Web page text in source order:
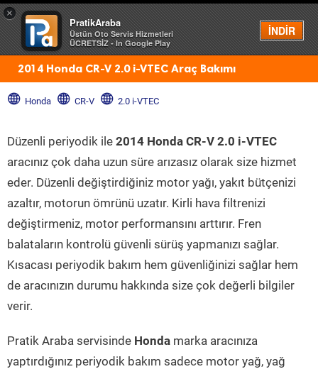
×
PratikAraba
Üstün Oto Servis Hizmetleri
ÜCRETSİZ - In Google Play
İNDİR
Menü
2014 Honda CR-V 2.0 i-VTEC Araç Bakımı
Honda CR-V 2.0 i-VTEC
Düzenli periyodik ile 2014 Honda CR-V 2.0 i-VTEC
aracınız çok daha uzun süre arızasız olarak size hizmet
eder. Düzenli değiştirdiğiniz motor yağı, yakıt bütçenizi
azaltır, motorun ömrünü uzatır. Kirli hava filtrenizi
değiştirmeniz, motor performansını arttırır. Fren
balataların kontrolü güvenli sürüş yapmanızı sağlar.
Kısacası periyodik bakım hem güvenliğinizi sağlar hem
de aracınızın durumu hakkında size çok değerli bilgiler
verir.
Pratik Araba servisinde Honda marka aracınıza
yaptırdığınız periyodik bakım sadece motor yağ, yağ